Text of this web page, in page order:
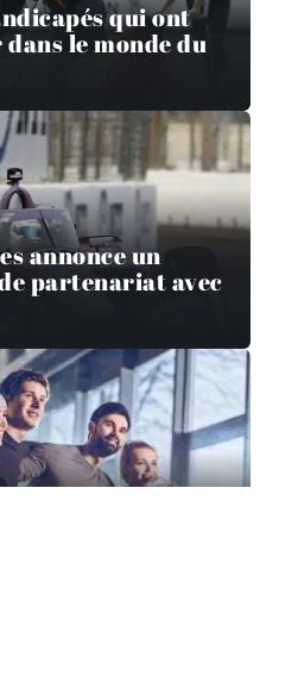
qui ont
le monde du
annonce un
partenariat avec